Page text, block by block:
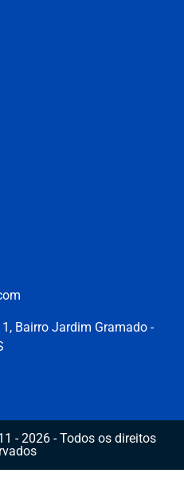
Bairro Jardim Gramado -
- 2026 - Todos os direitos